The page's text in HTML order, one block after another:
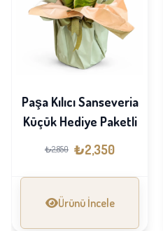
Paşa Kılıcı Sanseveria
Küçük Hediye Paketli
₺2,850 ₺2,350
Ürünü İncele